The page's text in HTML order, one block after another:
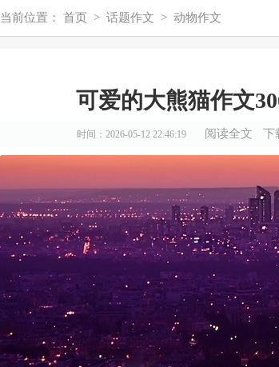
当前位置： 首页 > 话题作文 > 动物作文
可爱的大熊猫作文
时间：2026-05-12 22:46:19 阅读全文 下